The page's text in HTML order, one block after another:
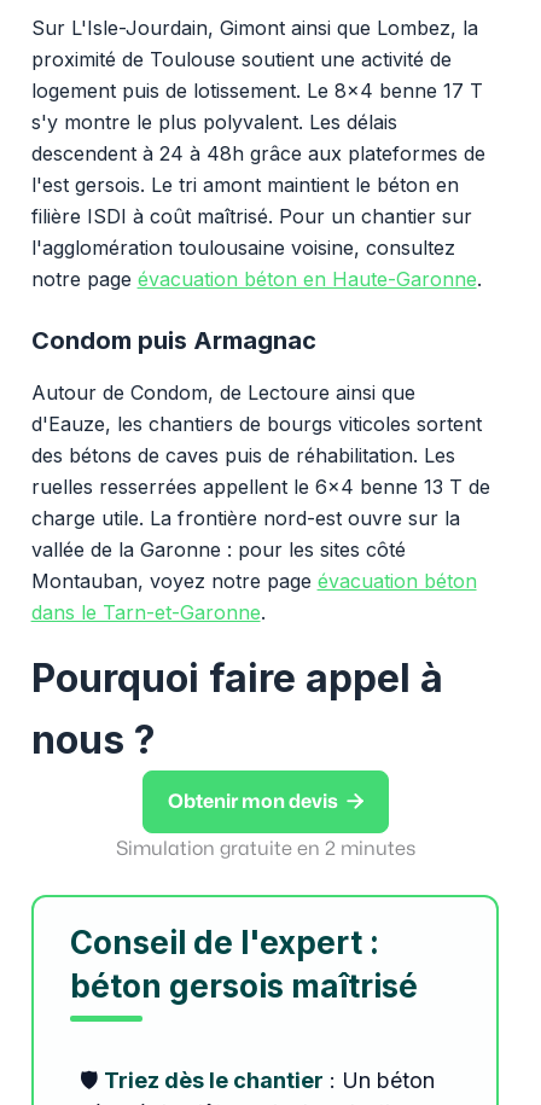
Sur L'Isle-Jourdain, Gimont ainsi que Lombez, la
proximité de Toulouse soutient une activité de
logement puis de lotissement. Le 8x4 benne 17 T
s'y montre le plus polyvalent. Les délais
descendent à 24 à 48h grâce aux plateformes de
l'est gersois. Le tri amont maintient le béton en
filière ISDI à coût maîtrisé. Pour un chantier sur
l'agglomération toulousaine voisine, consultez
notre page évacuation béton en Haute-Garonne.
Condom puis Armagnac
Autour de Condom, de Lectoure ainsi que
d'Eauze, les chantiers de bourgs viticoles sortent
des bétons de caves puis de réhabilitation. Les
ruelles resserrées appellent le 6x4 benne 13 T de
charge utile. La frontière nord-est ouvre sur la
vallée de la Garonne : pour les sites côté
Montauban, voyez notre page évacuation béton
dans le Tarn-et-Garonne.
Pourquoi faire appel à
nous ?
Obtenir mon devis 
Simulation gratuite en 2 minutes
Conseil de l'expert :
béton gersois maîtrisé
🛡️ Triez dès le chantier : Un béton